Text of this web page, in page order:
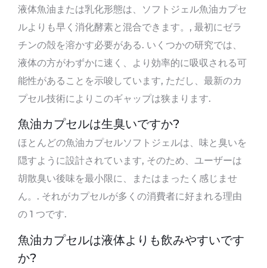
液体魚油または乳化形態は、ソフトジェル魚油カプセ
ルよりも早く消化酵素と混合できます。, 最初にゼラ
チンの殻を溶かす必要がある. いくつかの研究では、
液体の方がわずかに速く、より効率的に吸収される可
能性があることを示唆しています, ただし、最新のカ
プセル技術によりこのギャップは狭まります.
魚油カプセルは生臭いですか?
ほとんどの魚油カプセルソフトジェルは、味と臭いを
隠すように設計されています, そのため、ユーザーは
胡散臭い後味を最小限に、またはまったく感じませ
ん。. それがカプセルが多くの消費者に好まれる理由
の 1 つです.
魚油カプセルは液体よりも飲みやすいです
か?